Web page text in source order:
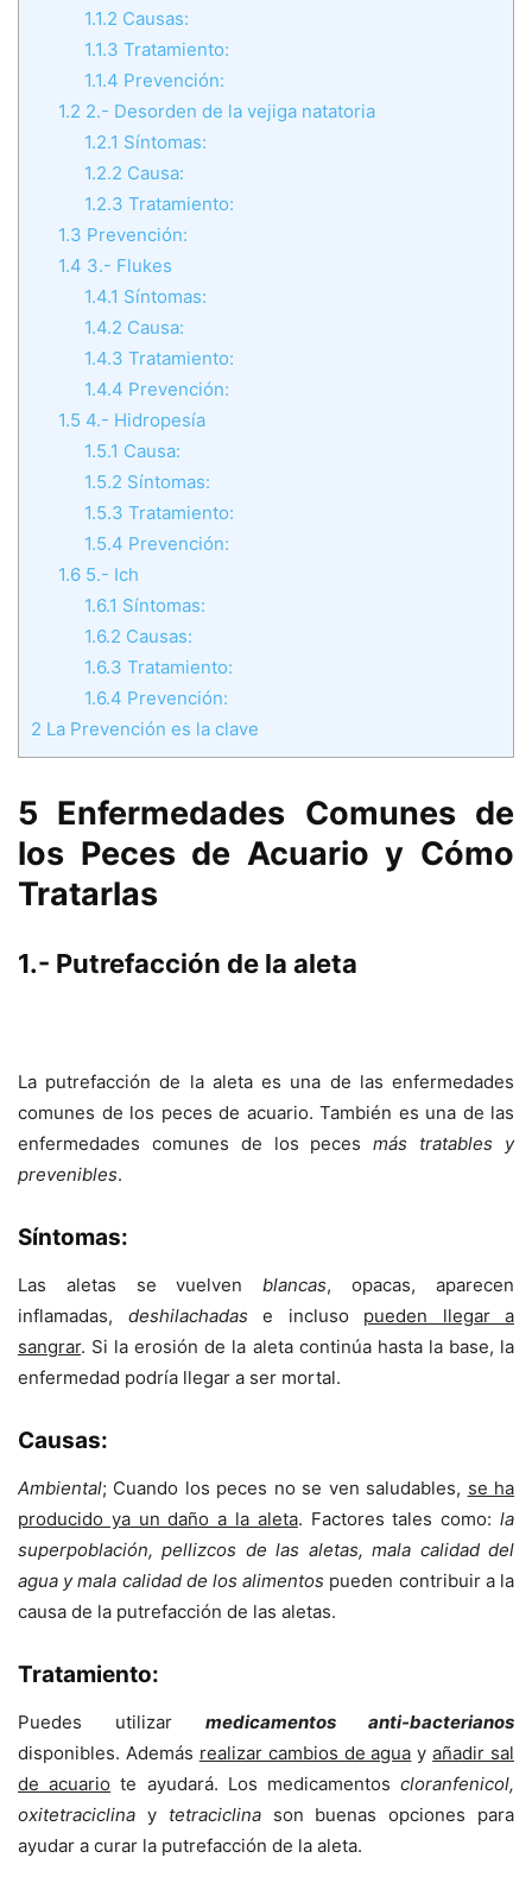
1.1.2 Causas:
1.1.3 Tratamiento:
1.1.4 Prevención:
1.2 2.- Desorden de la vejiga natatoria
1.2.1 Síntomas:
1.2.2 Causa:
1.2.3 Tratamiento:
1.3 Prevención:
1.4 3.- Flukes
1.4.1 Síntomas:
1.4.2 Causa:
1.4.3 Tratamiento:
1.4.4 Prevención:
1.5 4.- Hidropesía
1.5.1 Causa:
1.5.2 Síntomas:
1.5.3 Tratamiento:
1.5.4 Prevención:
1.65.- Ich
1.6.1 Síntomas:
1.6.2 Causas:
1.6.3 Tratamiento:
1.6.4 Prevención:
2 La Prevención es la clave
5 Enfermedades Comunes de
los Peces de Acuario y Cómo
Tratarlas
1.- Putrefacción de la aleta
La putrefacción de la aleta es una de las enfermedades
comunes de los peces de acuario. También es una de las
enfermedades comunes de los pecesmás tratables y
prevenibles.
Síntomas:
Las aletas se vuelvenblancas, opacas, aparecen
inflamadas, deshilachadas e incluso pueden llegar a
sangrar. Si la erosión de la aleta continúa hasta la base, la
enfermedad podría llegar a ser mortal.
Causas:
Ambiental; Cuando los peces no se ven saludables, se ha
producido ya un daño a la aleta. Factores tales como: la
superpoblación, pellizcos de las aletas, mala calidad del
agua y mala calidad de los alimentos pueden contribuir a la
causa de la putrefacción de las aletas.
Tratamiento:
Puedes utilizar medicamentos anti-bacterianos
disponibles. Además realizar cambios de agua yañadir sal
de acuario te ayudará. Los medicamentos cloranfenicol,
oxitetraciclina y tetraciclinason buenas opciones para
ayudar a curar la putrefacción de la aleta.